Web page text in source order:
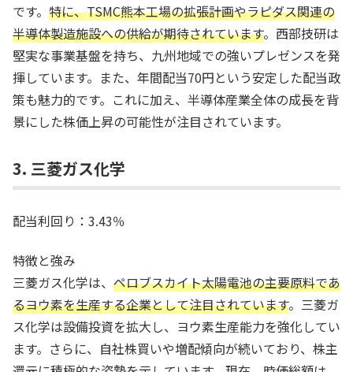
です。 特に、TSMC熊本工場の拡張計画やラピダス関連の
半導体製造施設への供給が期待されています。西部技研は
堅実な事業基盤を持ち、九州地域での強いプレゼンスを発
揮しています。また、年間配当70円という安定した配当政
策も魅力的です。これに加え、半導体産業全体の成長を背
景にした株価上昇の可能性が注目されています。
3. 三菱ガス化学
配当利回り：3.43％
特徴と強み
三菱ガス化学は、 ペロブスカイト太陽電池の主要原料であ
るヨウ素を生産する企業として注目されています。三菱ガ
ス化学は設備投資を拡大し、ヨウ素生産能力を強化してい
ます。さらに、自社株買いや増配傾向が続いており、株主